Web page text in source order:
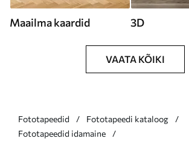
Maailma kaardid 3D
VAATA KÕIKI
Fototapeedid
Fototapeedi kataloog
Fototapeedid idamaine